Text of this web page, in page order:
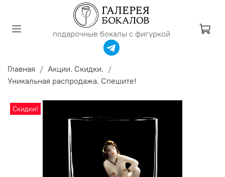
подарочные бокалы с фигуркой
Главная
Акции. Скидки.
Уникальная распродажа. Спешите!
Скидки!